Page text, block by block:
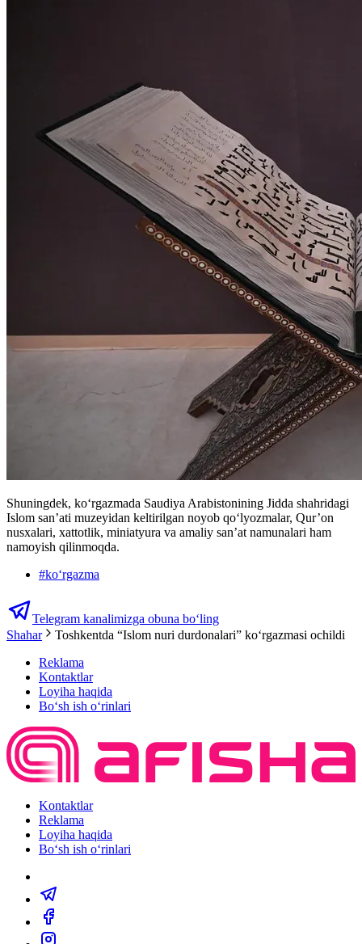
Shuningdek, ko‘rgazmada Saudiya Arabistonining Jidda shahridagi
Islom san’ati muzeyidan keltirilgan noyob qo‘lyozmalar, Qur’on
nusxalari, xattotlik, miniatyura va amaliy san’at namunalari ham
namoyish qilinmoqda.
#ko‘rgazma
Telegram kanalimizga obuna bo‘ling
Shahar
Toshkentda “Islom nuri durdonalari” ko‘rgazmasi ochildi
Reklama
Kontaktlar
Loyiha haqida
Bo‘sh ish o‘rinlari
Kontaktlar
Reklama
Loyiha haqida
Bo‘sh ish o‘rinlari